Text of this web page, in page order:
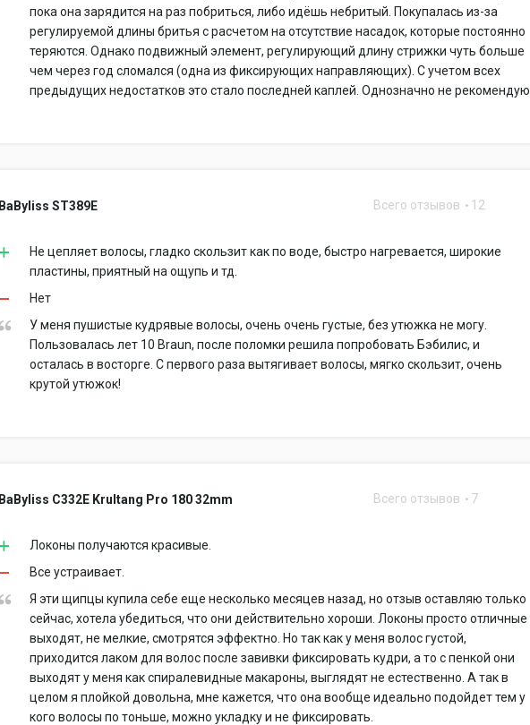
пока она зарядится на раз побриться, либо идёшь небритый. Покупалась из-за
регулируемой длины бритья с расчетом на отсутствие насадок, которые постоянно
теряются. Однако подвижный элемент, регулирующий длину стрижки чуть больше
чем через год сломался (одна из фиксирующих направляющих). С учетом всех
предыдущих недостатков это стало последней каплей. Однозначно не рекомендую.
BaByliss ST389E Всего отзывов 12
Не цепляет волосы, гладко скользит как по воде, быстро нагревается, широкие
пластины, приятный на ощупь и тд.
Нет
У меня пушистые кудрявые волосы, очень очень густые, без утюжка не могу.
Пользовалась лет 10 Braun, после поломки решила попробовать Бэбилис, и
осталась в восторге. С первого раза вытягивает волосы, мягко скользит, очень
крутой утюжок!
BaByliss C332E Krultang Pro 180 32mm Всего отзывов 7
Локоны получаются красивые.
Все устраивает.
Я эти щипцы купила себе еще несколько месяцев назад, но отзыв оставляю только
сейчас, хотела убедиться, что они действительно хороши. Локоны просто отличные
выходят, не мелкие, смотрятся эффектно. Но так как у меня волос густой,
приходится лаком для волос после завивки фиксировать кудри, а то с пенкой они
выходят у меня как спиралевидные макароны, выглядят не естественно. А так в
целом я плойкой довольна, мне кажется, что она вообще идеально подойдет тем у
кого волосы по тоньше, можно укладку и не фиксировать.